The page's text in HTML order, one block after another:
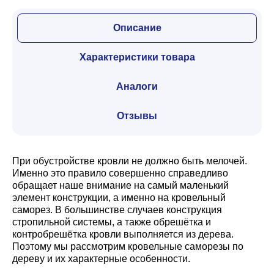
Описание
Характеристики товара
Аналоги
Отзывы
При обустройстве кровли не должно быть мелочей.
Именно это правило совершенно справедливо
обращает наше внимание на самый маленький
элемент конструкции, а именно на кровельный
саморез. В большинстве случаев конструкция
стропильной системы, а также обрешётка и
контробрешётка кровли выполняется из дерева.
Поэтому мы рассмотрим кровельные саморезы по
дереву и их характерные особенности.